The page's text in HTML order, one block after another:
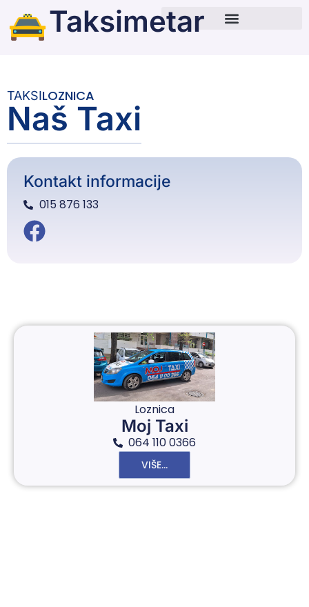
Taksimetar
TAKSILOZNICA
Naš Taxi
Kontakt informacije
015 876 133
Loznica
Moj Taxi
064 110 0366
VIŠE...